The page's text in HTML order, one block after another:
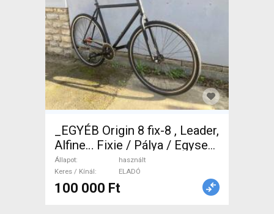
_EGYÉB Origin 8 fix-8 , Leader,
Alfine… Fixie / Pálya / Egysebi
használt ELADÓ
Állapot
használt
Keres / Kínál
ELADÓ
100 000 Ft